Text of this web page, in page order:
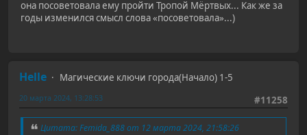
она посоветовала ему пройти Тропой Мёртвых... Как же за
годы изменился смысл слова «посоветовала»...)
Helle
Магические ключи города(Начало) 1-5
#11258
20 марта 2024, 13:28:53
Цитата: Femida_888 от 12 марта 2024, 21:58:26